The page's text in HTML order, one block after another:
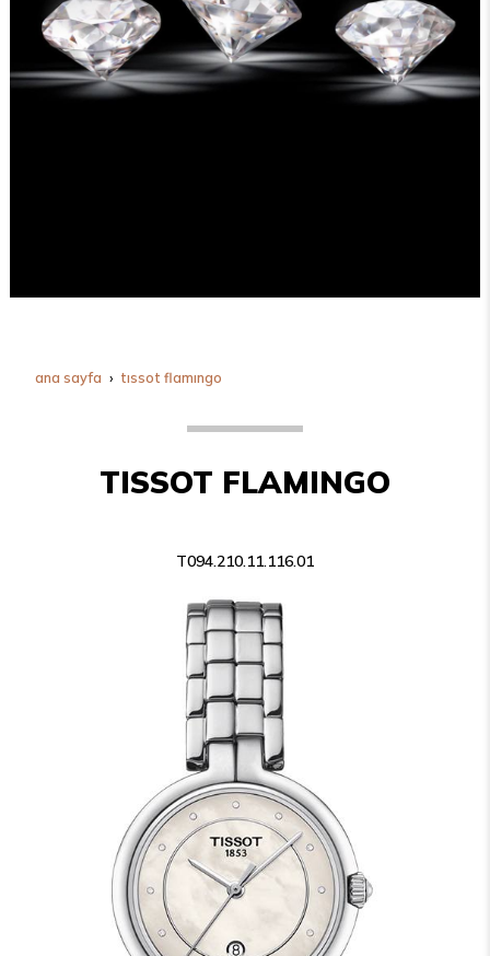
ana sayfa tissot flamingo
TISSOT FLAMINGO
T094.210.11.116.01